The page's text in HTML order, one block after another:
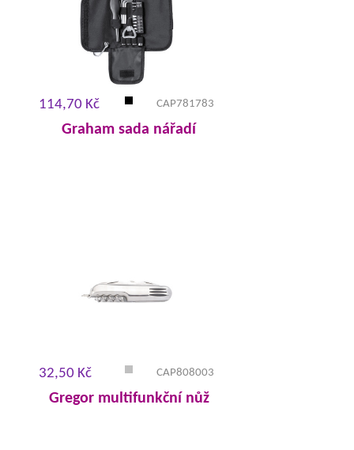
114,70 Kč CAP781783
Graham sada nářadí
32,50 Kč CAP808003
Gregor multifunkční nůž